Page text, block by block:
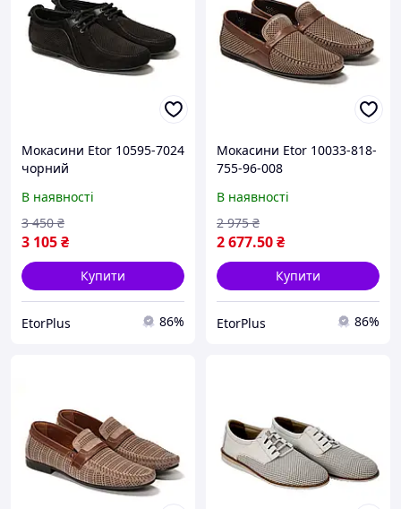
Мокасини Etor 10595-7024
чорний
В наявності
3 105₴
3 450 ₴
Купити
EtorPlus 86%
Мокасини Etor 10033-818-
755-96-008
В наявності
2 677.50₴
2 975 ₴
Купити
EtorPlus 86%